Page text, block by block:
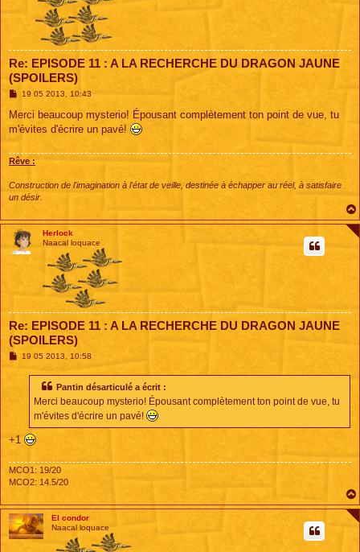
Re: EPISODE 11 : A LA RECHERCHE DU DRAGON JAUNE
(SPOILERS)
M
s
a
19 05 2013, 10:43
Merci beaucoup mysterio! Épousant complètement ton point de vue, tu
m'évites d'écrire un pavé!
Rêve :
Construction de l'imagination à l'état de veille, destinée à échapper au réel, à satisfaire
un désir.
Herlock
Naacal loquace
Re: EPISODE 11 : A LA RECHERCHE DU DRAGON JAUNE
(SPOILERS)
M19 05 2013, 10:58
Pantin désarticulé a écrit :
Merci beaucoup mysterio! Épousant complètement ton point de vue, tu
m'évites d'écrire un pavé!
+1
MCO1: 19/20
MCO2: 14.5/20
El condor
Naacal loquace